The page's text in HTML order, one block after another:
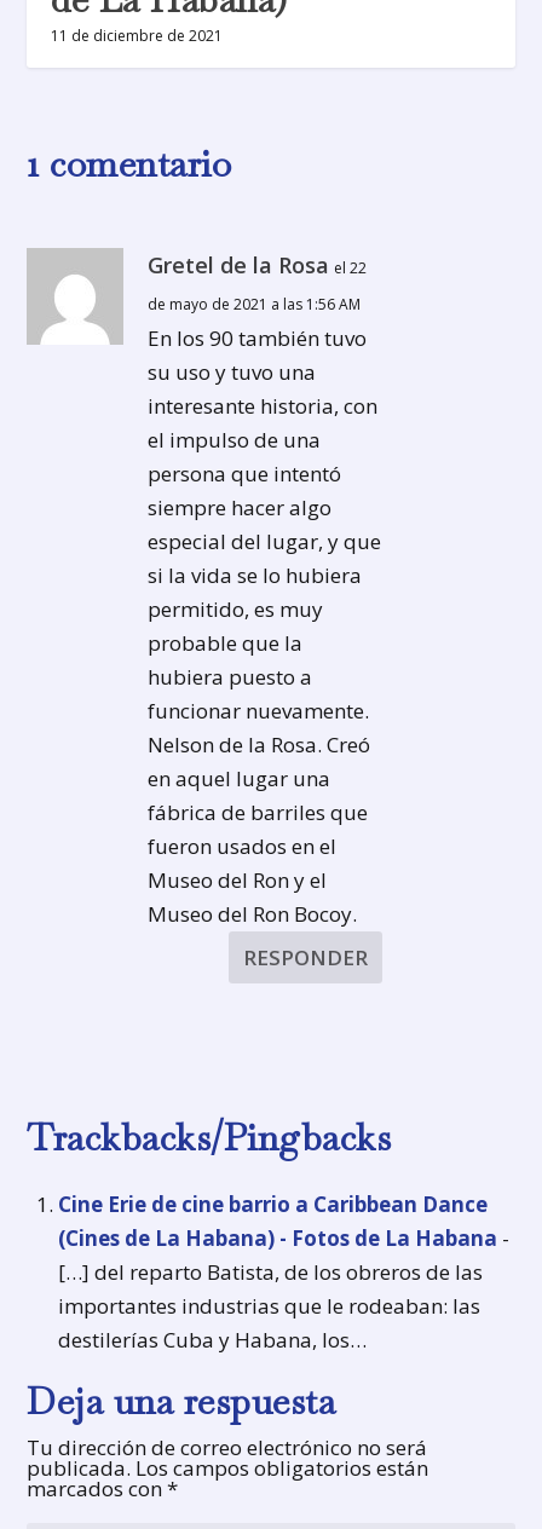
11 de diciembre de 2021
1 comentario
Gretel de la Rosa el 22
de mayo de 2021 a las 1:56 AM
En los 90 también tuvo
su uso y tuvo una
interesante historia, con
el impulso de una
persona que intentó
siempre hacer algo
especial del lugar, y que
si la vida se lo hubiera
permitido, es muy
probable que la
hubiera puesto a
funcionar nuevamente.
Nelson de la Rosa. Creó
en aquel lugar una
fábrica de barriles que
fueron usados en el
Museo del Ron y el
Museo del Ron Bocoy.
RESPONDER
Trackbacks/Pingbacks
Cine Erie de cine barrio a Caribbean Dance
(Cines de La Habana) - Fotos de La Habana -
[…] del reparto Batista, de los obreros de las
importantes industrias que le rodeaban: las
destilerías Cuba y Habana, los…
Deja una respuesta
Tu dirección de correo electrónico no será
publicada. Los campos obligatorios están
marcados con*